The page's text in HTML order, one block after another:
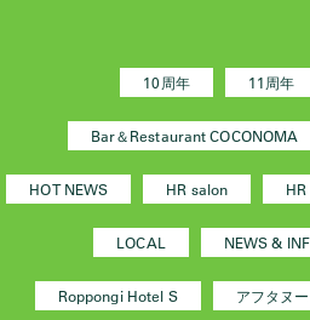
10周年 11周年
Bar＆Restaurant COCONOMA
HOT NEWS HR salon
LOCAL NEWS &
Roppongi Hotel S アフタヌ